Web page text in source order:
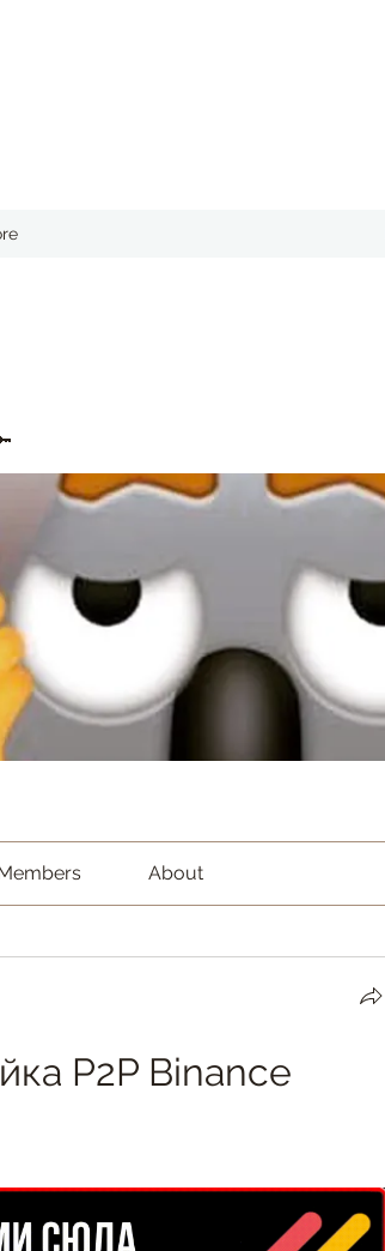
About
P2P Binance